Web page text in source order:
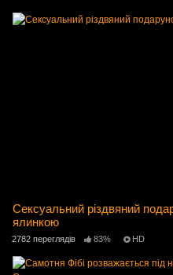
Сексуальний різдвяний
ялинкою
2782 переглядів 83% HD